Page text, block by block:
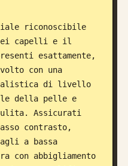
riconoscibile
capelli e il
esattamente,
con una
di livello
della pelle e
Assicurati
contrasto,
a bassa
con abbigliamento